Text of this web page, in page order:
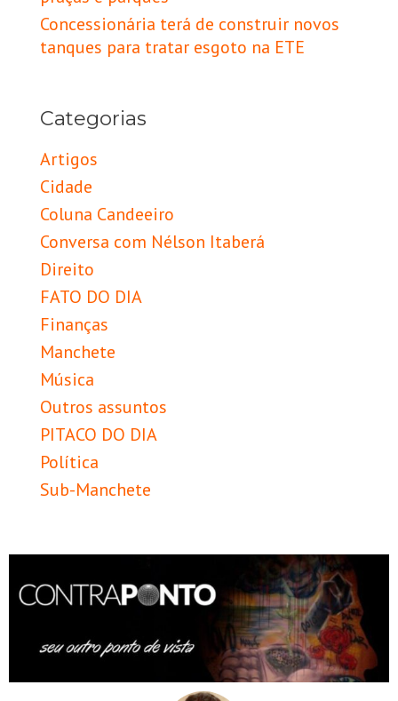
Concessionária terá de construir novos
tanques para tratar esgoto na ETE
Categorias
Artigos
Cidade
Coluna Candeeiro
Conversa com Nélson Itaberá
Direito
FATO DO DIA
Finanças
Manchete
Música
Outros assuntos
PITACO DO DIA
Política
Sub-Manchete